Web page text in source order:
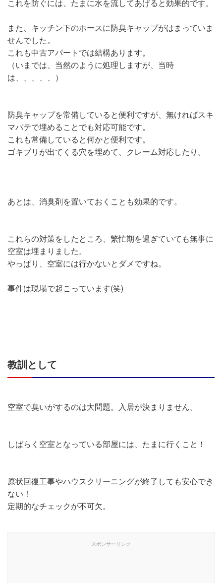
これを防ぐには、たまに水を流してあげると効果的です。
また、キッチン下のホースに防臭キャップがはまっていま
せんでした。
これも中古アパートでは結構あります。
（いまでは、当然のように処理しますが、当時
は、、、、、）
防臭キャップを常備していると便利ですが、無ければスキ
マパテで埋めることでも対応可能です。
これも常備していると何かと便利です。
ゴキブリが出てくる穴を埋めて、クレーム対応したり。
あとは、消臭剤を置いておくことも効果的です。
これらの対策をしたところ、繁忙期を過ぎていても無事に
空室は埋まりました。
やっぱり、空室には行かないとダメですね。
事件は現場で起こっています(笑)
教訓として
空室で臭いがするのは大問題。入居が決まりません。
しばらく空室となっている部屋には、たまに行くこと！
原状回復工事やハウスクリーニングが終了しても安心でき
ない！
定期的なチェックが不可欠。
スポンサーリンク